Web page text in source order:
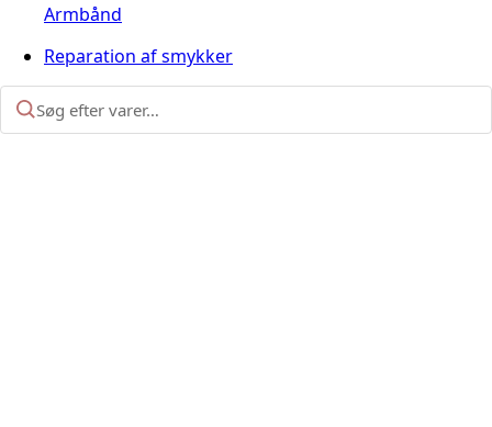
Armbånd
Reparation af smykker